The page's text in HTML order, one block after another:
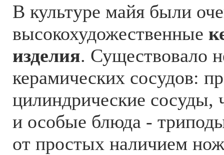
В культуре майя были
высокохудожественные
изделия. Существовало
керамических сосудов:
цилиндрические
и особые блюда -
от простых наличием